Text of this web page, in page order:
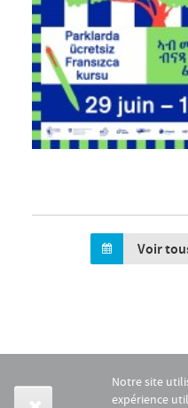
Voir
Notre site
expérience